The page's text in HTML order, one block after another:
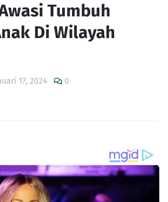
Tumbuh
Di Wilayah
17, 2024 0